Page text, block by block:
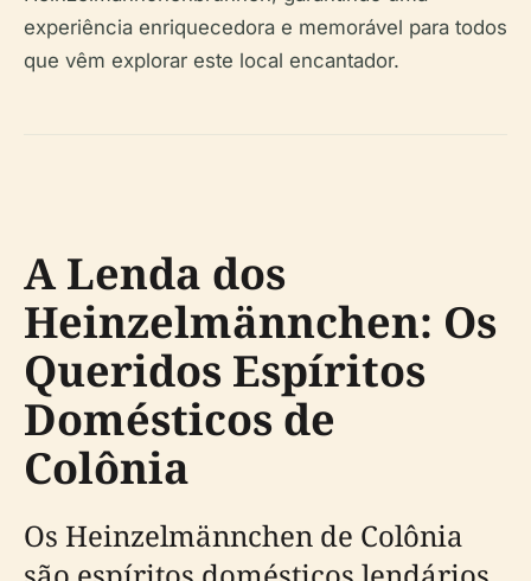
experiência enriquecedora e memorável para todos
que vêm explorar este local encantador.
A Lenda dos
Heinzelmännchen: Os
Queridos Espíritos
Domésticos de
Colônia
Os Heinzelmännchen de Colônia